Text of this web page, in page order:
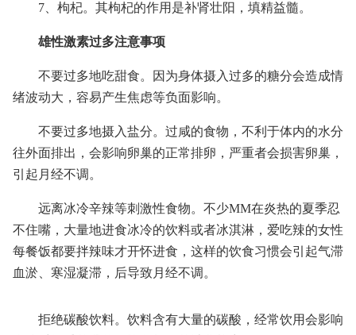
7、枸杞。其枸杞的作用是补肾壮阳，填精益髓。
雄性激素过多注意事项
不要过多地吃甜食。因为身体摄入过多的糖分会造成情
绪波动大，容易产生焦虑等负面影响。
不要过多地摄入盐分。过咸的食物，不利于体内的水分
往外面排出，会影响卵巢的正常排卵，严重者会损害卵巢，
引起月经不调。
远离冰冷辛辣等刺激性食物。不少MM在炎热的夏季忍
不住嘴，大量地进食冰冷的饮料或者冰淇淋，爱吃辣的女性
每餐饭都要拌辣味才开怀进食，这样的饮食习惯会引起气滞
血淤、寒湿凝滞，后导致月经不调。
拒绝碳酸饮料。饮料含有大量的碳酸，经常饮用会影响